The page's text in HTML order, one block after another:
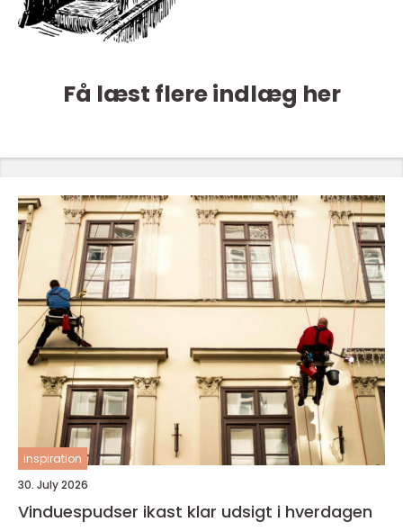
Få læst flere indlæg her
inspiration
30. July 2026
Vinduespudser ikast klar udsigt i hverdagen